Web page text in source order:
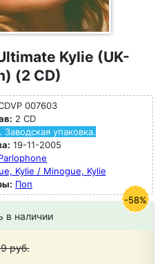
Kylie (UK-
(2 CD)
007603
2 CD
Заводская упаковка.
19-11-2005
Kylie / Minogue, Kylie
Поп
в наличии
руб.
-58%